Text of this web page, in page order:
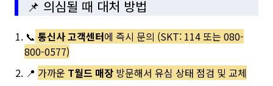
📌 의심될 때 대처 방법
📞 통신사 고객센터에 즉시 문의 (SKT: 114 또는 080-
800-0577)
📍 가까운 T월드 매장 방문해서 유심 상태 점검 및 교체